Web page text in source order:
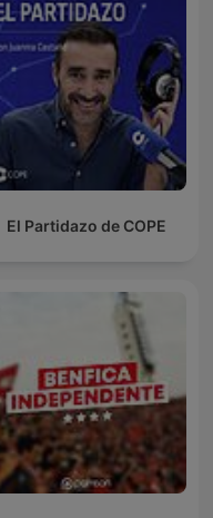
El Partidazo de COPE